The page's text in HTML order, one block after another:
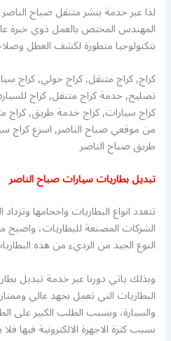
لذا عبر خدمة بنشر متنقل صباح
المهندس المختص بالعمل ذوي خبرة
بتكنولوجيا متطورة لكشف العطل
كراج, كراج متنقل, كراج حولي, كراج
تصليح, خدمة كراج متنقل, كراج
كراج سيارات, كراج خدمة طريق, كراج
من موقعي صباح الناصر, اسرع كراج
طريق صباح الناصر
تبديل بطاريات سيارات صباح الناصر
تتعدد انواع البطاريات واحجامها
الشركات المصنعة للبطاريات،
النوع الجيد من الرديء من هذه
وبذلك ياتي دورنا عبر خدمة تبديل
البطاريات التي تعمل بجهد عالي
والسيارة، وبسبب الطلب الكبير على
بسبب كثرة الاجهزة الالكترونية فيها